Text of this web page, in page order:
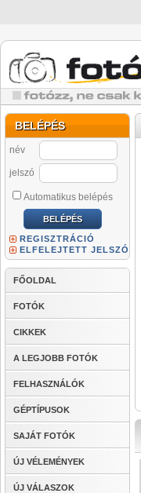
BELÉPÉS
név
jelszó
Automatikus belépés
REGISZTRÁCIÓ
ELFELEJTETT JELSZÓ
FŐOLDAL
FOTÓK
CIKKEK
A LEGJOBB FOTÓK
FELHASZNÁLÓK
GÉPTÍPUSOK
SAJÁT FOTÓK
ÚJ VÉLEMÉNYEK
ÚJ VÁLASZOK